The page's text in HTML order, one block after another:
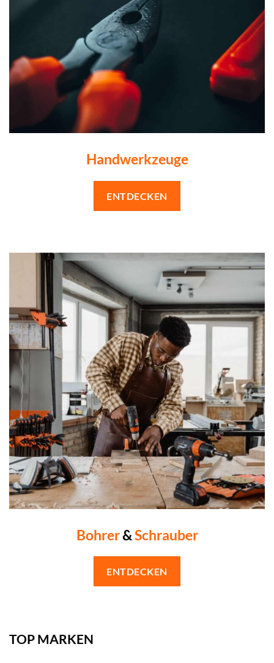
Handwerkzeuge
ENTDECKEN
Bohrer&Schrauber
ENTDECKEN
TOP MARKEN